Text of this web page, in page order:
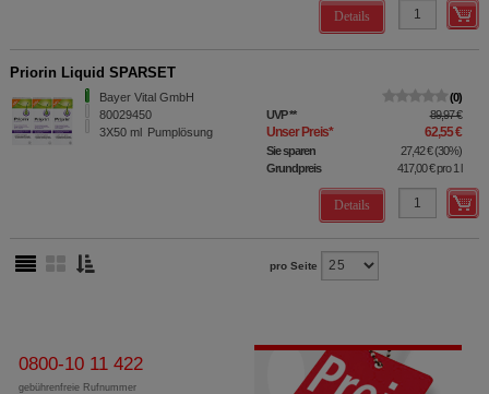
Details
Priorin Liquid SPARSET
Bayer Vital GmbH
80029450
3X50 ml Pumplösung
0
UVP** 89,97 €
Unser Preis* 62,55 €
Sie sparen 27,42 €(30%)
Grundpreis
417,00 €pro 1 l
Details
pro Seite
0800-10 11 422
gebührenfreie Rufnummer